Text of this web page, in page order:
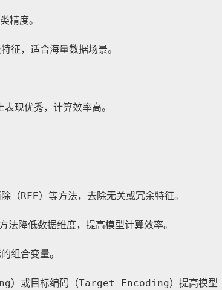
精度。
征，适合海量数据场景。
现优秀，计算效率高。
（RFE）等方法，去除无关或冗余特征。
法降低数据维度，提高模型计算效率。
组合变量。
）或目标编码（Target Encoding）提高模型